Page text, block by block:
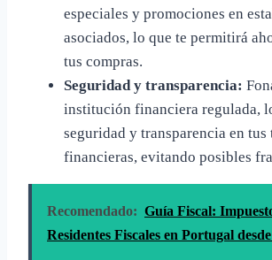
especiales y promociones en
asociados, lo que te permitirá
tus compras.
Seguridad y transparencia:
institución financiera regulada,
seguridad y transparencia en tus
financieras, evitando posibles
Recomendado: Guía Fiscal:
Residentes Fiscales en Portugal